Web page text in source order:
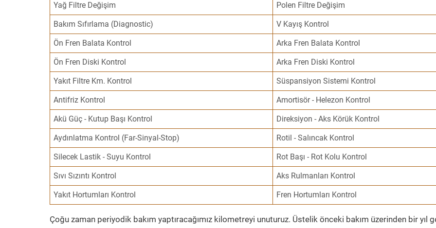
Yağ Filtre Değişim Polen Filtre Değişim
Bakım Sıfırlama (Diagnostic) V Kayış Kontrol
Ön Fren Balata Kontrol Arka Fren Balata Kontrol
Ön Fren Diski Kontrol Arka Fren Diski Kontrol
Yakıt Filtre Km. Kontrol Süspansiyon Sistemi Kontrol
Antifriz Kontrol Amortisör - Helezon Kontrol
Akü Güç - Kutup Başı Kontrol Direksiyon - Aks Körük Kontrol
Aydınlatma Kontrol (Far-Sinyal-Stop) Rotil - Salıncak Kontrol
Silecek Lastik - Suyu Kontrol Rot Başı - Rot Kolu Kontrol
Sıvı Sızıntı Kontrol Aks Rulmanları Kontrol
Yakıt Hortumları Kontrol Fren Hortumları Kontrol
Çoğu zaman periyodik bakım yaptıracağımız kilometreyi unuturuz. Üstelik önceki bakım üzerinden bir yıl